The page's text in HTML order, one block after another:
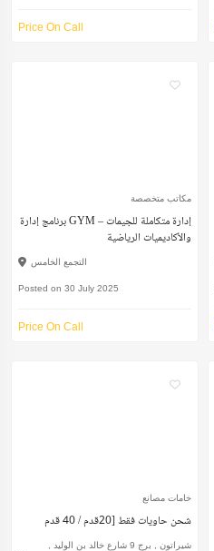
Price On Call
مكاتب متخصصة
برنامج إدارة GYM – إدارة متكاملة للجيمات
والأكاديميات الرياضية
التجمع الخامس
Posted on 30 July 2025
Price On Call
خامات مصانع
شحن حاويات فقط [20قدم / 40 قدم
شيراتون , برج 9 شارع خالد بن الوليد ,